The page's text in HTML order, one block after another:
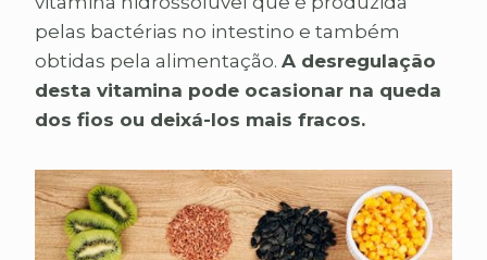
pelas bactérias no intestino e também
obtidas pela alimentação. A desregulação
desta vitamina pode ocasionar na queda
dos fios ou deixá-los mais fracos.